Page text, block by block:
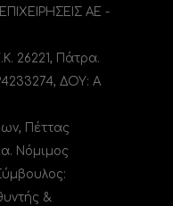
ΑΕ -
26221, Πάτρα.
ΔΟΥ: A
Πέττας
Νόμιμος
&